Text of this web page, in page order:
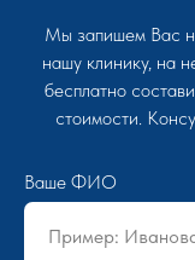
Мы запишем Вас
нашу клинику, на
бесплатно
стоимости.
Ваше ФИО